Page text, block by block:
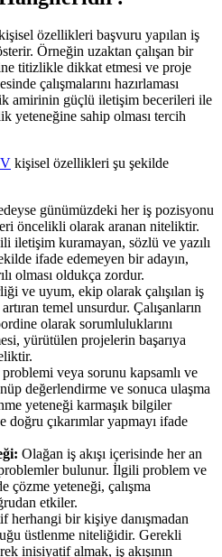
özellikleri başvuru yapılan iş
Örneğin uzaktan çalışan bir
titizlikle dikkat etmesi ve proje
çalışmalarını hazırlaması
amirinin güçlü iletişim becerileri ile
yeteneğine sahip olması tercih
kişisel özellikleri şu şekilde
günümüzdeki her iş pozisyonu
öncelikli olarak aranan niteliktir.
iletişim kuramayan, sözlü ve yazılı
ifade edemeyen bir adayın,
olması oldukça zordur.
ve uyum, ekip olarak çalışılan iş
temel unsurdur. Çalışanların
olarak sorumluluklarını
yürütülen projelerin başarıya
veya sorunu kapsamlı ve
değerlendirme ve sonuca ulaşma
yeteneği karmaşık bilgiler
doğru çıkarımlar yapmayı ifade
Olağan iş akışı içerisinde her an
bulunur. İlgili problem ve
çözme yeteneği, çalışma
etkiler.
herhangi bir kişiye danışmadan
üstlenme niteliğidir. Gerekli
inisiyatif almak, iş akışının